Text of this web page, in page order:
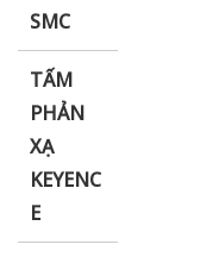
SMC
TẤM
PHẢN
XẠ
KEYENC
E